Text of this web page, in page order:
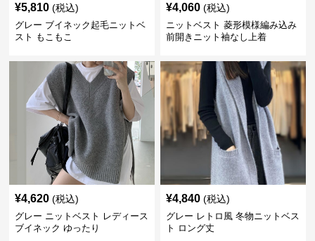
¥5,810 (税込)
グレー ブイネック起毛ニットベ
スト もこもこ
¥4,060 (税込)
ニットベスト 菱形模様編み込み
前開きニット袖なし上着
¥4,620 (税込)
グレー ニットベスト レディース
ブイネック ゆったり
¥4,840 (税込)
グレー レトロ風 冬物ニットベス
ト ロング丈